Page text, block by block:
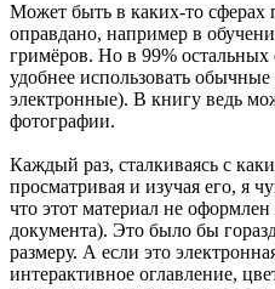
Может быть в каких-то сферах
оправдано, например в
гримёров. Но в 99% остальных
удобнее использовать
электронные). В книгу ведь
фотографии.
Каждый раз, сталкиваясь с
просматривая и изучая его, я
что этот материал не
документа). Это было бы
размеру. А если это
интерактивное оглавление,